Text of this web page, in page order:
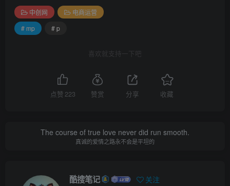
中创网
电商运营
# mp
# p
喜欢就支持一下吧
点赞 223 赞赏 分享 收藏
The course of true love never did run smooth.
真诚的爱情之路永不会是平坦的
酷搜笔记 关注